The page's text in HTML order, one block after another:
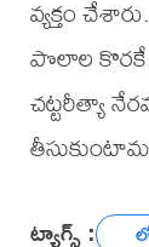
వ్యక్తం
పొలాల కొరకే
చట్టరీత్యా
ట్యాగ్స్ :